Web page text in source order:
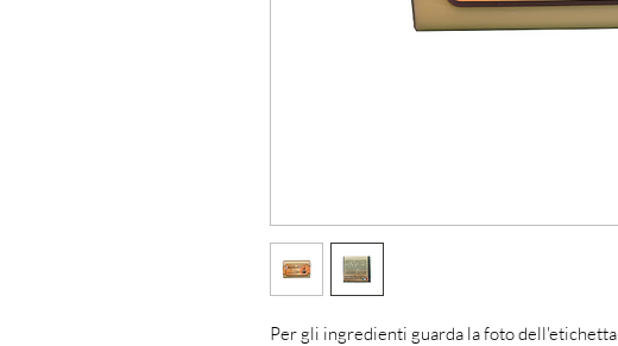
Per gli ingredienti guarda la foto dell'etichetta